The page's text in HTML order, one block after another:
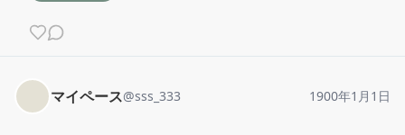
マイペース@sss_333 1900年1月1日